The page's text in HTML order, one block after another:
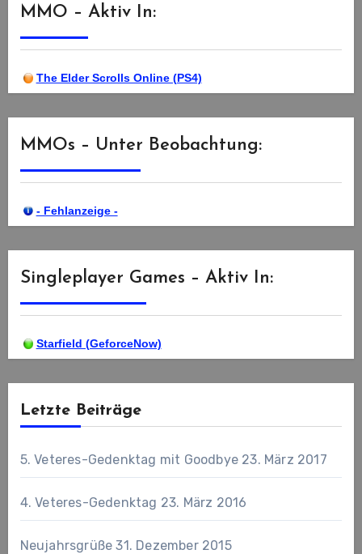
MMO – Aktiv In:
The Elder Scrolls Online (PS4)
MMOs – Unter Beobachtung:
- Fehlanzeige -
Singleplayer Games – Aktiv In:
Starfield (GeforceNow)
Letzte Beiträge
5. Veteres-Gedenktag mit Goodbye 23. März 2017
4. Veteres-Gedenktag 23. März 2016
Neujahrsgrüße 31. Dezember 2015